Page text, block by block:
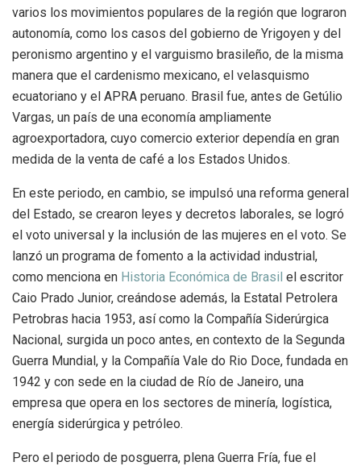
varios los movimientos populares de la región que lograron
autonomía, como los casos del gobierno de Yrigoyen y del
peronismo argentino y el varguismo brasileño, de la misma
manera que el cardenismo mexicano, el velasquismo
ecuatoriano y el APRA peruano. Brasil fue, antes de Getúlio
Vargas, un país de una economía ampliamente
agroexportadora, cuyo comercio exterior dependía en gran
medida de la venta de café a los Estados Unidos.
En este periodo, en cambio, se impulsó una reforma general
del Estado, se crearon leyes y decretos laborales, se logró
el voto universal y la inclusión de las mujeres en el voto. Se
lanzó un programa de fomento a la actividad industrial,
como menciona en Historia Económica de Brasil el escritor
Caio Prado Junior, creándose además, la Estatal Petrolera
Petrobras hacia 1953, así como la Compañía Siderúrgica
Nacional, surgida un poco antes, en contexto de la Segunda
Guerra Mundial, y la Compañía Vale do Rio Doce, fundada en
1942 y con sede en la ciudad de Río de Janeiro, una
empresa que opera en los sectores de minería, logística,
energía siderúrgica y petróleo.
Pero el periodo de posguerra, plena Guerra Fría, fue el